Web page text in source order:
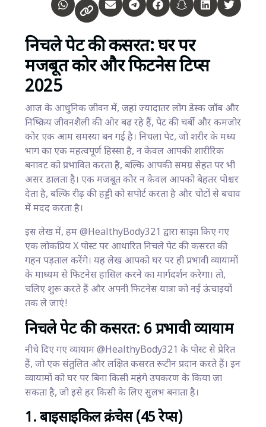
निचले पेट की कसरत: घर पर
मजबूत कोर और फिटनेस टिप्स
2025
आज के आधुनिक जीवन में, जहां ज्यादातर लोग डेस्क जॉब और
निष्क्रिय जीवनशैली की ओर बढ़ रहे हैं, पेट की चर्बी और कमजोर
कोर एक आम समस्या बन गई है। निचला पेट, जो शरीर के मध्य
भाग का एक महत्वपूर्ण हिस्सा है, न केवल आपकी शारीरिक
बनावट को प्रभावित करता है, बल्कि आपकी समग्र सेहत पर भी
असर डालता है। एक मजबूत कोर न केवल आपको बेहतर पोश्चर
देता है, बल्कि रीढ़ की हड्डी को सपोर्ट करता है और चोटों से बचाव
में मदद करता है।
इस लेख में, हम @HealthyBody321 द्वारा साझा किए गए
एक लोकप्रिय X पोस्ट पर आधारित निचले पेट की कसरत की
गहन पड़ताल करेंगे। यह लेख आपको घर पर ही प्रभावी व्यायामों
के माध्यम से फिटनेस हासिल करने का मार्गदर्शन करेगा। तो,
चलिए शुरू करते हैं और अपनी फिटनेस यात्रा को नई ऊंचाइयों
तक ले जाएं!
निचले पेट की कसरत: 6 प्रभावी व्यायाम
नीचे दिए गए व्यायाम @HealthyBody321 के पोस्ट से प्रेरित
हैं, जो एक संतुलित और लक्षित कसरत रूटीन प्रदान करते हैं। इन
व्यायामों को घर पर बिना किसी महंगे उपकरण के किया जा
सकता है, जो इसे हर किसी के लिए सुलभ बनाता है।
1. बाइसाइकिल क्रंचेस (45 रेप्स)